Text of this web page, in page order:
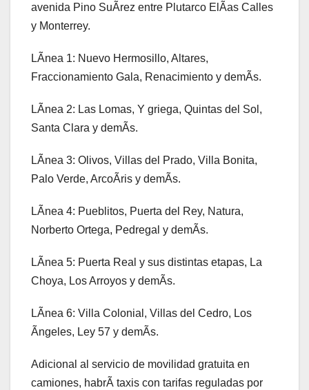
avenida Pino SuÃrez entre Plutarco ElÃas Calles
y Monterrey.
LÃnea 1: Nuevo Hermosillo, Altares,
Fraccionamiento Gala, Renacimiento y demÃs.
LÃnea 2: Las Lomas, Y griega, Quintas del Sol,
Santa Clara y demÃs.
LÃnea 3: Olivos, Villas del Prado, Villa Bonita,
Palo Verde, ArcoÃris y demÃs.
LÃnea 4: Pueblitos, Puerta del Rey, Natura,
Norberto Ortega, Pedregal y demÃs.
LÃnea 5: Puerta Real y sus distintas etapas, La
Choya, Los Arroyos y demÃs.
LÃnea 6: Villa Colonial, Villas del Cedro, Los
Ãngeles, Ley 57 y demÃs.
Adicional al servicio de movilidad gratuita en
camiones, habrÃ taxis con tarifas reguladas por